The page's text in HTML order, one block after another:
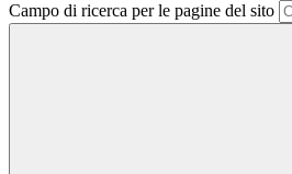
Campo di ricerca per le pagine del sito